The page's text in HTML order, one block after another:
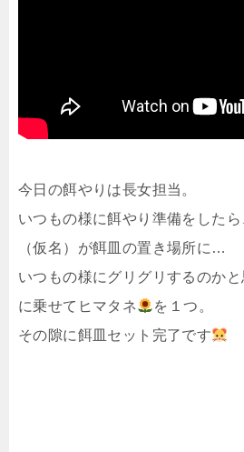
今日の餌やりは長女担当。
いつもの様に餌やり準備をした
（仮名）が餌皿の置き場所に…
いつもの様にグリグリするのか
に乗せてヒマタネ
を１つ。
その隙に餌皿セット完了です